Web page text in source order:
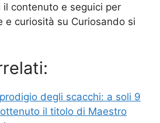
il contenuto e seguici per
e curiosità su Curiosando si
degli scacchi: a soli 9
il titolo di Maestro